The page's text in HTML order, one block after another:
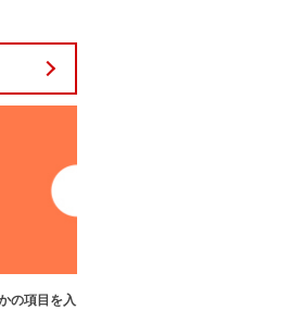
の項目を入